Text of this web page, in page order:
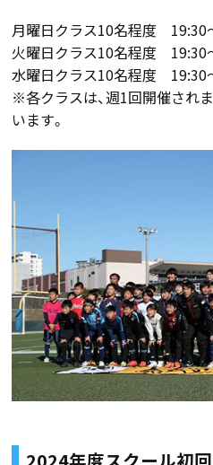
月曜日クラス10名程度 19:30～
火曜日クラス10名程度 19:30～
水曜日クラス10名程度 19:30～
※各クラスは、週1回開催され
います。